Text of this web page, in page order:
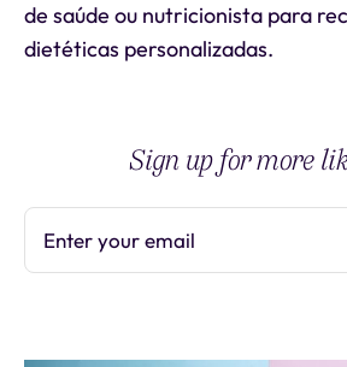
de saúde ou nutricionista para
dietéticas personalizadas.
Sign up for more
Enter your email